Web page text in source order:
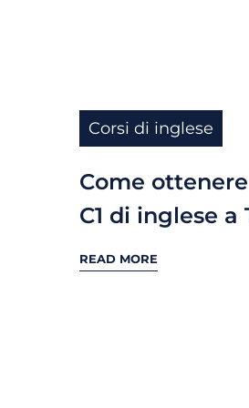
Corsi di inglese
Come
C1 di inglese a
READ MORE